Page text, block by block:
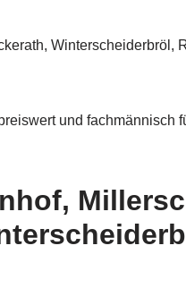
Winterscheiderbröl,
und fachmännisch